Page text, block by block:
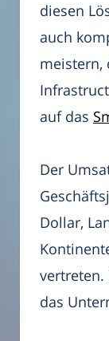
diesen
auch
meistern,
auf das
Der
Dollar,
vertreten.
das